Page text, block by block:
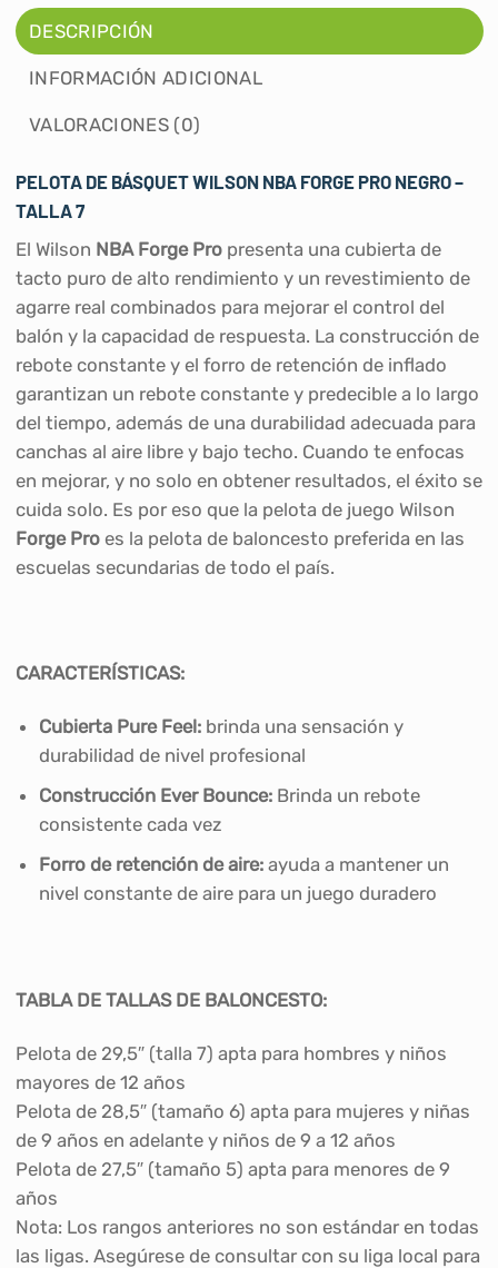
DESCRIPCIÓN
INFORMACIÓN ADICIONAL
VALORACIONES (0)
PELOTA DE BÁSQUET WILSON NBA FORGE PRO NEGRO –
TALLA 7
El Wilson NBA Forge Propresenta una cubierta de
tacto puro de alto rendimiento y un revestimiento de
agarre real combinados para mejorar el control del
balón y la capacidad de respuesta. La construcción de
rebote constante y el forro de retención de inflado
garantizan un rebote constante y predecible a lo largo
del tiempo, además de una durabilidad adecuada para
canchas al aire libre y bajo techo. Cuando te enfocas
en mejorar, y no solo en obtener resultados, el éxito se
cuida solo. Es por eso que la pelota de juego Wilson
Forge Proes la pelota de baloncesto preferida en las
escuelas secundarias de todo el país.
CARACTERÍSTICAS:
Cubierta Pure Feel: brinda una sensación y
durabilidad de nivel profesional
Construcción Ever Bounce: Brinda un rebote
consistente cada vez
Forro de retención de aire: ayuda a mantener un
nivel constante de aire para un juego duradero
TABLA DE TALLAS DE BALONCESTO:
Pelota de 29,5″ (talla 7) apta para hombres y niños
mayores de 12 años
Pelota de 28,5″ (tamaño 6) apta para mujeres y niñas
de 9 años en adelante y niños de 9 a 12 años
Pelota de 27,5″ (tamaño 5) apta para menores de 9
años
Nota: Los rangos anteriores no son estándar en todas
las ligas. Asegúrese de consultar con su liga local para